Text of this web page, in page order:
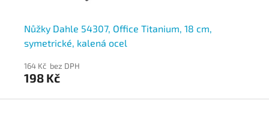
Nůžky Dahle 54307, Office Titanium, 18 cm,
symetrické, kalená ocel
164 Kč bez DPH
198 Kč